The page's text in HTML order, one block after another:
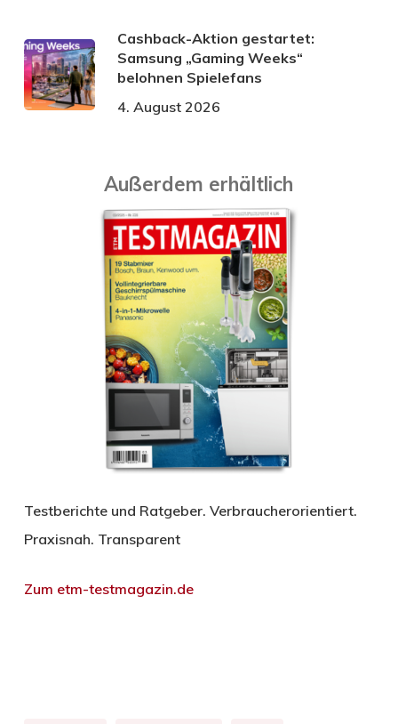
Cashback-Aktion gestartet:
Samsung „Gaming Weeks“
belohnen Spielefans
4. August 2026
Außerdem erhältlich
Testberichte und Ratgeber. Verbraucherorientiert.
Praxisnah. Transparent
Zum etm-testmagazin.de